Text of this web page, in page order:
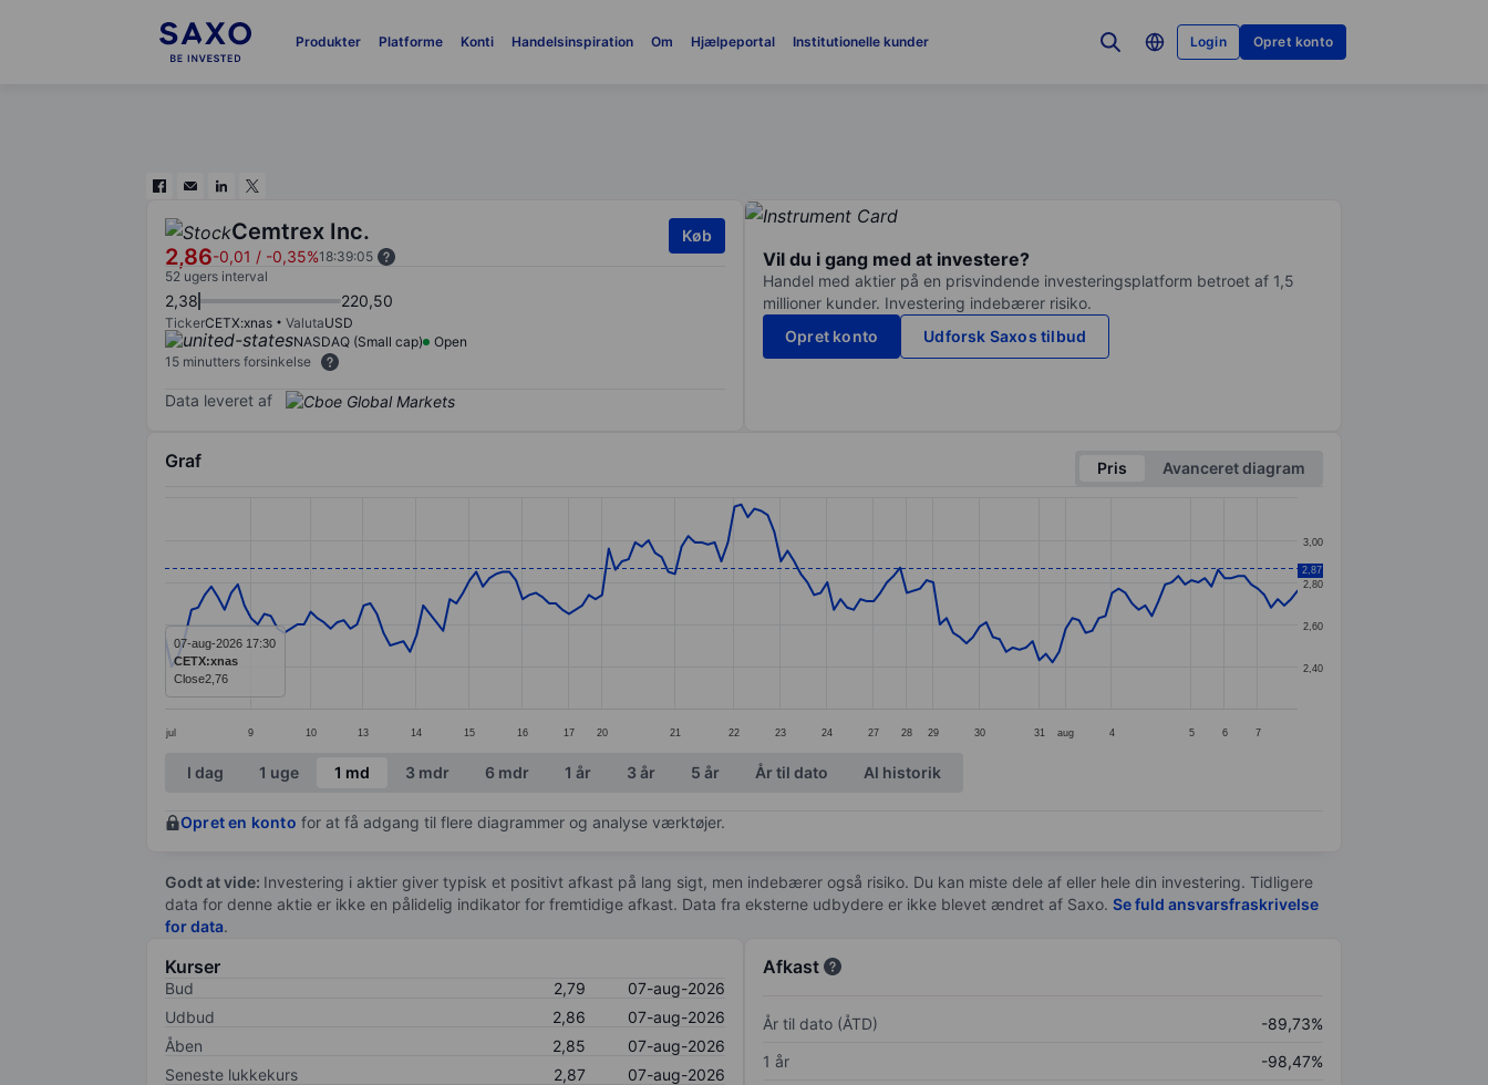
Produkter Platforme Konti Handelsinspiration Om Hjælpeportal Institutionelle kunder Login Opret konto
Cemtrex Inc.
2,86-0,01 / -0,35%18:39:05
Køb
52 ugers interval
2,38 220,50
TickerCETX:xnas ValutaUSD
NASDAQ (Small cap)
Open
15 minutters forsinkelse
Data leveret af
Vil du i gang med at investere?
Handel med aktier på en prisvindende investeringsplatform betroet af 1,5
millioner kunder. Investering indebærer risiko.
Opret konto
Udforsk Saxos tilbud
Graf Pris
Avanceret diagram
The chart has 1 X axis displaying categories.
The chart has 1 Y axis displaying values. Data ranges from 2.4 to 3.17.
jul 9 10 13 14 15 16 17 20 21 22 23 24 27 28 29 30 31 aug 4 5 6 7
2,40
2,60
2,80
3,00
2,87
07-aug-2026 17:30
CETX:xnas
Close2,76
End of interactive chart.
I dag 1 uge 1 md 3 mdr 6 mdr 1 år 3 år 5 år År til dato Al historik
Opret en konto for at få adgang til flere diagrammer og analyse værktøjer.
Godt at vide: Investering i aktier giver typisk et positivt afkast på lang sigt, men indebærer også risiko. Du kan miste dele af eller hele din investering. Tidligere
data for denne aktie er ikke en pålidelig indikator for fremtidige afkast. Data fra eksterne udbydere er ikke blevet ændret af Saxo. Se fuld ansvarsfraskrivelse
for data.
Kurser
Bud 2,79
07-aug-2026
Udbud
2,86
07-aug-2026
Åben
2,85
07-aug-2026
Seneste lukkekurs
2,87
07-aug-2026
Afkast
År til dato (ÅTD)
-89,73%
1 år
-98,47%